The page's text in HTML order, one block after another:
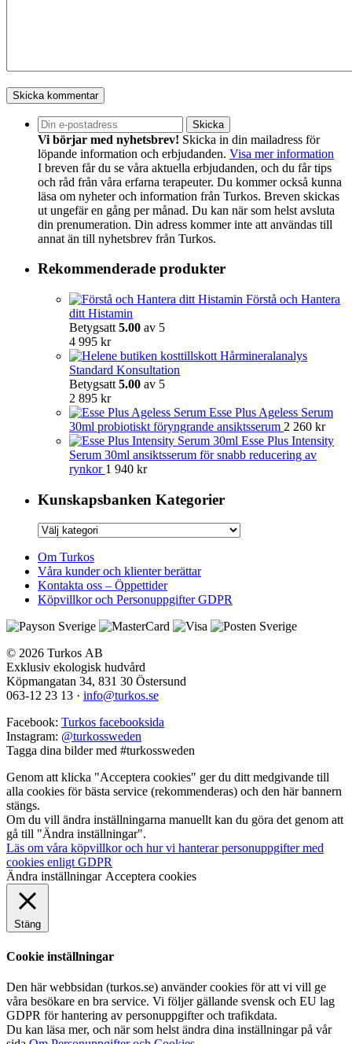
Vi börjar med nyhetsbrev! Skicka in din mailadress för
löpande information och erbjudanden. Visa mer information
I breven får du se våra aktuella erbjudanden, och du får tips
och råd från våra erfarna terapeuter. Du kommer också kunna
läsa om nyheter och information från Turkos. Breven skickas
ut ungefär en gång per månad. Du kan när som helst avsluta
din prenumeration. Din adress kommer inte att användas till
annat än till nyhetsbrev från Turkos.
Rekommenderade produkter
Förstå och Hantera
ditt Histamin
Betygsatt 5.00 av 5
4 995 kr
Hårmineralanalys
Standard Konsultation
Betygsatt 5.00 av 5
2 895 kr
Esse Plus Ageless Serum
30ml probiotiskt föryngrande ansiktsserum 2 260 kr
Esse Plus Intensity
Serum 30ml ansiktsserum för snabb reducering av
rynkor 1 940 kr
Kunskapsbanken Kategorier
Kunskapsbanken
Om Turkos
Våra kunder och klienter berättar
Kontakta oss – Öppettider
Köpvillkor och Personuppgifter GDPR
© 2026 Turkos AB
Exklusiv ekologisk hudvård
Köpmangatan 34, 831 30 Östersund
063-12 23 13 · info@turkos.se
Facebook: Turkos facebooksida
Instagram: @turkossweden
Tagga dina bilder med #turkossweden
Genom att klicka "Acceptera cookies" ger du ditt medgivande till
alla cookies för bästa service (rekommenderas) och den här bannern
stängs.
Om du vill ändra inställningarna manuellt kan du göra det genom att
gå till "Ändra inställningar".
Läs om våra köpvillkor och hur vi hanterar personuppgifter med
cookies enligt GDPR
Ändra inställningar Acceptera cookies
Stäng
Cookie inställningar
Den här webbsidan (turkos.se) använder cookies för att vi vill ge
våra besökare en bra service. Vi följer gällande svensk och EU lag
GDPR för hantering av personuppgifter och trafikdata.
Du kan läsa mer, och när som helst ändra dina inställningar på vår